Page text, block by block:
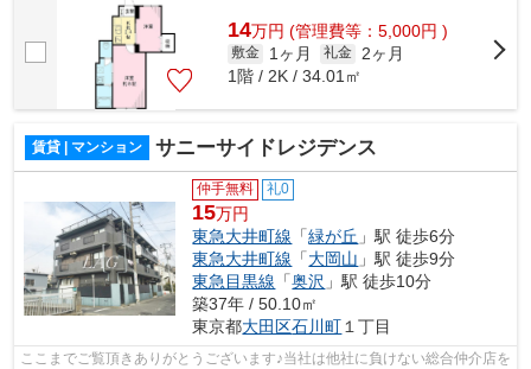
14万円 (管理費等：5,000円 )
敷金 1ヶ月 礼金
2ヶ月
1階 / 2K / 34.01㎡
賃貸 | マンション サニーサイドレジデンス
仲手無料 礼0
15万円
東急大井町線 「緑が丘 」駅 徒歩6分
東急大井町線 「大岡山 」駅 徒歩9分
東急目黒線 「奥沢 」駅 徒歩10分
築37年 / 50.10㎡
東京都大田区石川町 １丁目
ここまでご覧頂きありがとうございます♪当社は他社に負けない総合仲介店を